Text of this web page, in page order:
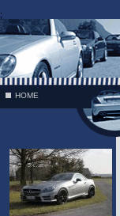
;
HOME